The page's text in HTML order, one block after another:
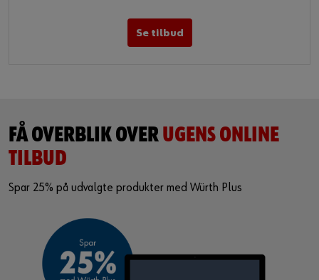
Se tilbud
FÅ OVERBLIK OVER UGENS ONLINE
TILBUD
Spar 25% på udvalgte produkter med Würth Plus